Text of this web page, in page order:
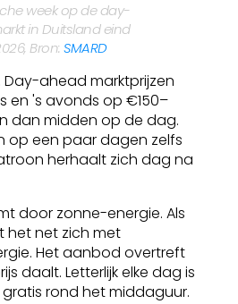
week op de day-
in Duitsland eind
Bron:SMARD
Day-ahead marktprijzen
en 's avonds op €150–
dan midden op de dag.
op een paar dagen zelfs
herhaalt zich dag na
door zonne-energie. Als
het net zich met
Het aanbod overtreft
daalt. Letterlijk elke dag is
rond het middaguur.